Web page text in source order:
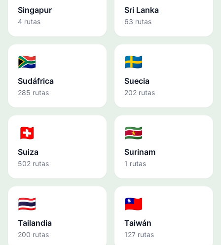
Singapur
4 rutas
Sri Lanka
63 rutas
🇿🇦
Sudáfrica
285 rutas
🇸🇪
Suecia
202 rutas
🇨🇭
Suiza
502 rutas
🇸🇷
Surinam
1 rutas
🇹🇭
Tailandia
200 rutas
🇹🇼
Taiwán
127 rutas